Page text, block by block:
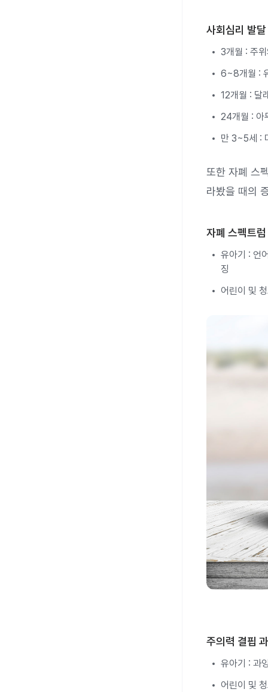
사회심리 발달
3개월 : 주
6~8개월 :
12개월 : 달
24개월 : 아
만 3~5세 :
또한 자폐 스
라봤을 때의
자폐 스펙트
유아기 : 언
징
어린이 및
주의력 결핍
유아기 : 과
어린이 및